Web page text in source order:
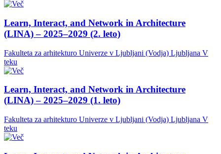
Learn, Interact, and Network in Architecture
(LINA) – 2025–2029 (2. leto)
Fakulteta za arhitekturo Univerze v Ljubljani (Vodja) Ljubljana V
teku
Learn, Interact, and Network in Architecture
(LINA) – 2025–2029 (1. leto)
Fakulteta za arhitekturo Univerze v Ljubljani (Vodja) Ljubljana V
teku